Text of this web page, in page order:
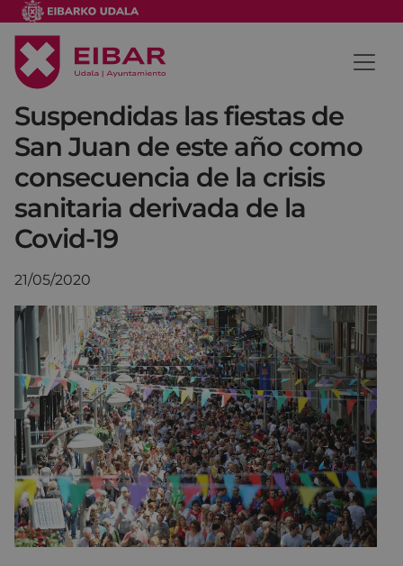
Suspendidas las fiestas de
San Juan de este año como
consecuencia de la crisis
sanitaria derivada de la
Covid-19
21/05/2020